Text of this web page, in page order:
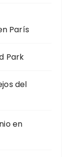
París
Park
del
en